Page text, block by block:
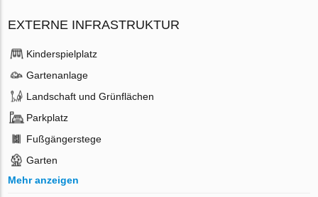
EXTERNE INFRASTRUKTUR
Kinderspielplatz
Gartenanlage
Landschaft und Grünflächen
Parkplatz
Fußgängerstege
Garten
Mehr anzeigen